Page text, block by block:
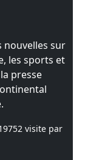
nouvelles sur
les sports et
presse
visite par